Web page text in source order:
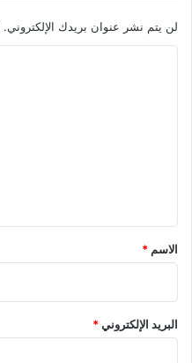
لن يتم نشر عنوان بريدك الإلكتروني.
*
الاسم *
البريد الإلكتروني*